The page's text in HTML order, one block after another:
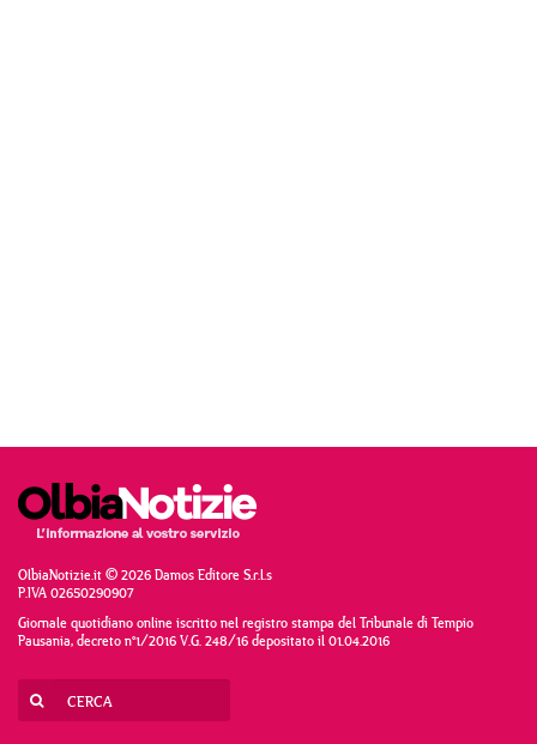
OlbiaNotizie.it © 2026 Damos Editore S.r.l.s
P.IVA 02650290907
Giornale quotidiano online iscritto nel registro stampa del Tribunale di Tempio
Pausania, decreto n°1/2016 V.G. 248/16 depositato il 01.04.2016